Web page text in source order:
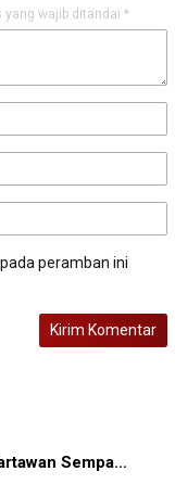
yang wajib ditandai *
peramban ini
Sempa…